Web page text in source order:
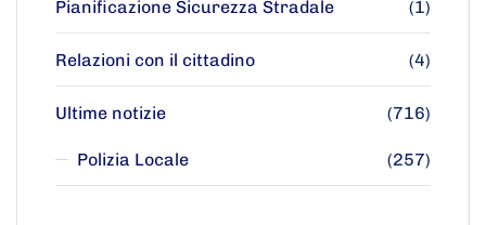
Pianificazione Sicurezza Stradale (1)
Relazioni con il cittadino (4)
Ultime notizie (716)
Polizia Locale (257)